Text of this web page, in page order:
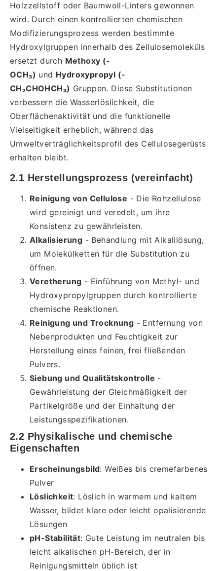
Holzzellstoff oder Baumwoll-Linters gewonnen
wird. Durch einen kontrollierten chemischen
Modifizierungsprozess werden bestimmte
Hydroxylgruppen innerhalb des Zellulosemoleküls
ersetzt durch Methoxy (-
OCH₃) und Hydroxypropyl (-
CH₂CHOHCH₃) Gruppen. Diese Substitutionen
verbessern die Wasserlöslichkeit, die
Oberflächenaktivität und die funktionelle
Vielseitigkeit erheblich, während das
Umweltverträglichkeitsprofil des Cellulosegerüsts
erhalten bleibt.
2.1 Herstellungsprozess (vereinfacht)
Reinigung von Cellulose - Die Rohzellulose
wird gereinigt und veredelt, um ihre
Konsistenz zu gewährleisten.
Alkalisierung - Behandlung mit Alkalilösung,
um Molekülketten für die Substitution zu
öffnen.
Veretherung - Einführung von Methyl- und
Hydroxypropylgruppen durch kontrollierte
chemische Reaktionen.
Reinigung und Trocknung - Entfernung von
Nebenprodukten und Feuchtigkeit zur
Herstellung eines feinen, frei fließenden
Pulvers.
Siebung und Qualitätskontrolle -
Gewährleistung der Gleichmäßigkeit der
Partikelgröße und der Einhaltung der
Leistungsspezifikationen.
2.2 Physikalische und chemische
Eigenschaften
Erscheinungsbild: Weißes bis cremefarbenes
Pulver
Löslichkeit: Löslich in warmem und kaltem
Wasser, bildet klare oder leicht opalisierende
Lösungen
pH-Stabilität: Gute Leistung im neutralen bis
leicht alkalischen pH-Bereich, der in
Reinigungsmitteln üblich ist